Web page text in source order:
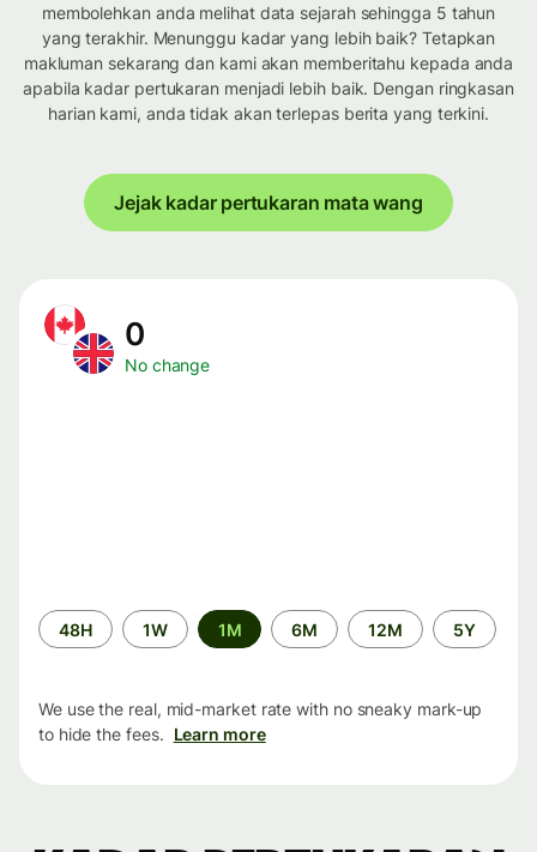
membolehkan anda melihat data sejarah sehingga 5 tahun
yang terakhir. Menunggu kadar yang lebih baik? Tetapkan
makluman sekarang dan kami akan memberitahu kepada anda
apabila kadar pertukaran menjadi lebih baik. Dengan ringkasan
harian kami, anda tidak akan terlepas berita yang terkini.
Jejak kadar pertukaran mata wang
0
No change
Time
period
48H 1W 1M 6M 12M 5Y
We use the real, mid-market rate with no sneaky mark-up
to hide the fees. Learn more